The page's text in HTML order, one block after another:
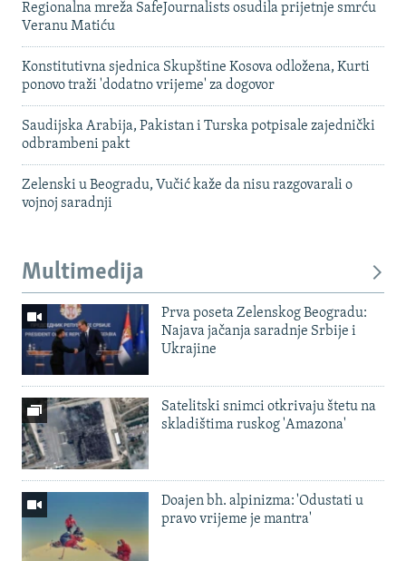
Regionalna mreža SafeJournalists osudila prijetnje smrću
Veranu Matiću
Konstitutivna sjednica Skupštine Kosova odložena, Kurti
ponovo traži 'dodatno vrijeme' za dogovor
Saudijska Arabija, Pakistan i Turska potpisale zajednički
odbrambeni pakt
Zelenski u Beogradu, Vučić kaže da nisu razgovarali o
vojnoj saradnji
Multimedija
Prva poseta Zelenskog Beogradu:
Najava jačanja saradnje Srbije i
Ukrajine
Satelitski snimci otkrivaju štetu na
skladištima ruskog 'Amazona'
Doajen bh. alpinizma: 'Odustati u
pravo vrijeme je mantra'